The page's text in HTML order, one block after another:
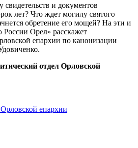
свидетельств и документов
лет? Что ждет могилу святого
обретение его мощей? На эти и
России Орел» расскажет
епархии по канонизации
отдел Орловской
епархии